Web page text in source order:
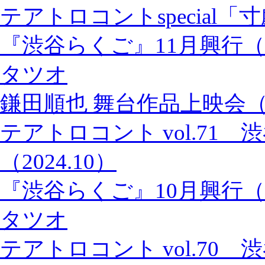
テアトロコントspecial「
『渋谷らくご』11月興行
タツオ
鎌田順也 舞台作品上映会
テアトロコント vol.71
（2024.10）
『渋谷らくご』10月興行
タツオ
テアトロコント vol.70